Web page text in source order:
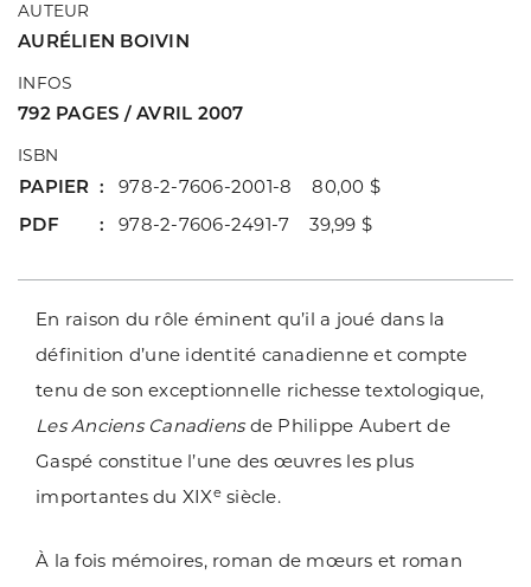
AUTEUR
AURÉLIEN BOIVIN
INFOS
792 PAGES / AVRIL 2007
ISBN
PAPIER
978-2-7606-2001-8 80,00 $
PDF
978-2-7606-2491-7 39,99 $
En raison du rôle éminent qu’il a joué dans la
définition d’une identité canadienne et compte
tenu de son exceptionnelle richesse textologique,
Les Anciens Canadiensde Philippe Aubert de
Gaspé constitue l’une des œuvres les plus
importantes du XIXesiècle.
À la fois mémoires, roman de mœurs et roman